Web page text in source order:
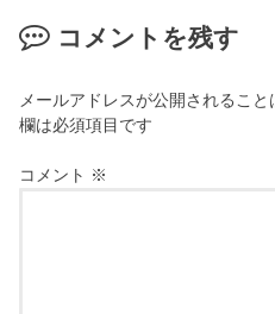
コメントを残す
メールアドレスが公開されること
欄は必須項目です
コメント ※